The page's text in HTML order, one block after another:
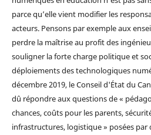
parce qu’elle vient modifier les
acteurs. Pensons par exemple aux
perdre la maîtrise au profit des
souligner la forte charge politique et
déploiements des technologiques
décembre 2019, le Conseil d'État du
dû répondre aux questions de «
chances, coûts pour les parents,
infrastructures, logistique » posées